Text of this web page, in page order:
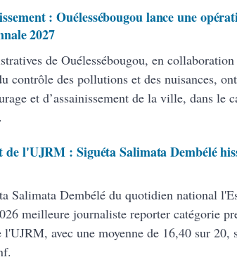
: Ouélessébougou lance une
2027
de Ouélessébougou, en
contrôle des pollutions et des nuisances,
et d’assainissement de la ville, dans le
de l'UJRM : Siguéta Salimata Dembélé
Salimata Dembélé du quotidien national
meilleure journaliste reporter catégorie
avec une moyenne de 16,40 sur 20,